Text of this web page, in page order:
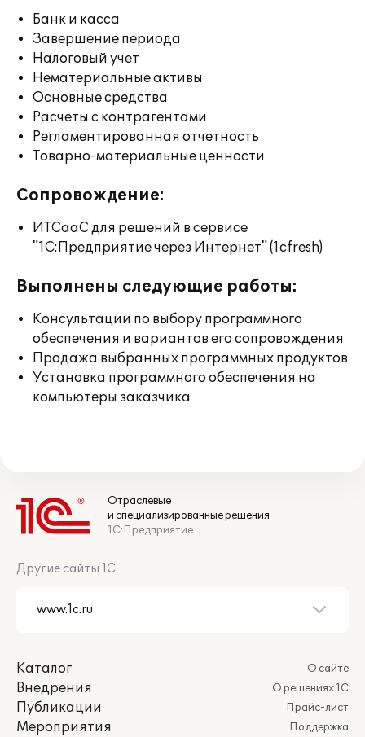
Банк и касса
Завершение периода
Налоговый учет
Нематериальные активы
Основные средства
Расчеты с контрагентами
Регламентированная отчетность
Товарно-материальные ценности
Сопровождение:
ИТСааС для решений в сервисе
"1С:Предприятие через Интернет" (1cfresh)
Выполнены следующие работы:
Консультации по выбору программного
обеспечения и вариантов его сопровождения
Продажа выбранных программных продуктов
Установка программного обеспечения на
компьютеры заказчика
Отраслевые
и специализированные решения
1С:Предприятие
Другие сайты 1С
Каталог
Внедрения
Публикации
Мероприятия
О сайте
О решениях 1С
Прайс-лист
Поддержка